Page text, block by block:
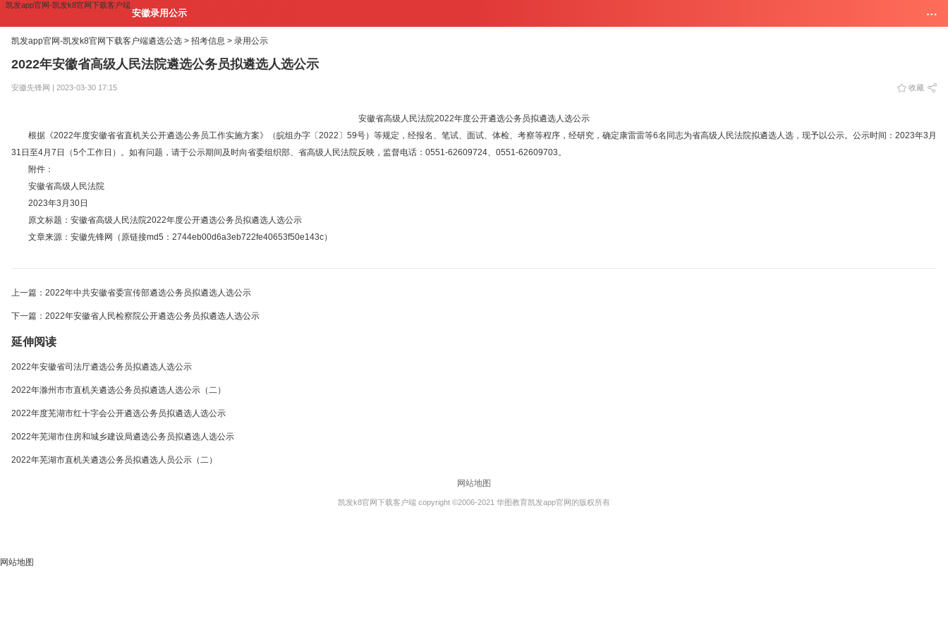
凯发app官网-凯发k8官网下载客户端
安徽录用公示
凯发app官网-凯发k8官网下载客户端遴选公选 > 招考信息 > 录用公示
2022年安徽省高级人民法院遴选公务员拟遴选人选公示
安徽先锋网 | 2023-03-30 17:15 收藏
安徽省高级人民法院2022年度公开遴选公务员拟遴选人选公示
根据《2022年度安徽省省直机关公开遴选公务员工作实施方案》（皖组办字〔2022〕59号）等规定，经报名、笔试、面试、体检、考察等程序，经研究，确定康雷雷等6名同志为省高级人民法院拟遴选人选，现予以公示。公示时间：2023年3月
31日至4月7日（5个工作日）。如有问题，请于公示期间及时向省委组织部、省高级人民法院反映，监督电话：0551-62609724、0551-62609703。
附件：
安徽省高级人民法院
2023年3月30日
原文标题：安徽省高级人民法院2022年度公开遴选公务员拟遴选人选公示
文章来源：安徽先锋网（原链接md5：2744eb00d6a3eb722fe40653f50e143c）
上一篇：2022年中共安徽省委宣传部遴选公务员拟遴选人选公示
下一篇：2022年安徽省人民检察院公开遴选公务员拟遴选人选公示
延伸阅读
2022年安徽省司法厅遴选公务员拟遴选人选公示
2022年滁州市市直机关遴选公务员拟遴选人选公示（二）
2022年度芜湖市红十字会公开遴选公务员拟遴选人选公示
2022年芜湖市住房和城乡建设局遴选公务员拟遴选人选公示
2022年芜湖市直机关遴选公务员拟遴选人员公示（二）
网站地图
凯发k8官网下载客户端 copyright ©2006-2021 华图教育凯发app官网的版权所有
网站地图